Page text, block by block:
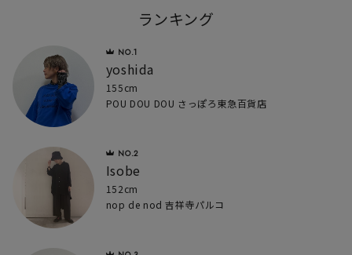
ランキング
yoshida
155cm
POU DOU DOU さっぽろ東急百貨店
Isobe
152cm
nop de nod 吉祥寺パルコ